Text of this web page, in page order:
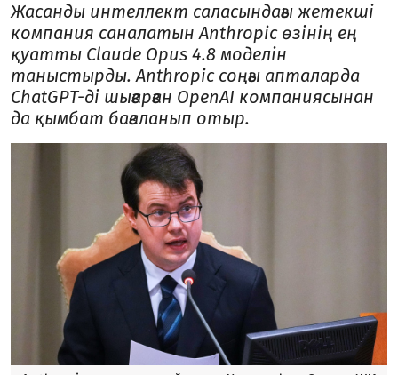
Жасанды интеллект саласындағы жетекші
компания саналатын Anthropic өзінің ең
қуатты Claude Opus 4.8 моделін
таныстырды. Anthropic соңғы апталарда
ChatGPT-ді шығарған OpenAI компаниясынан
да қымбат бағаланып отыр.